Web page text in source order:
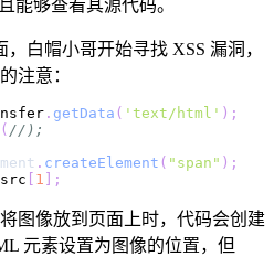
能够查看其源代码。
，白帽小哥开始寻找 XSS 漏洞，
注意：
. getData ( 'text/html' ) ;
( //);
. createElement ( "span" ) ;
src 1
;
图像放到页面上时，代码会创建
元素设置为图像的位置，但